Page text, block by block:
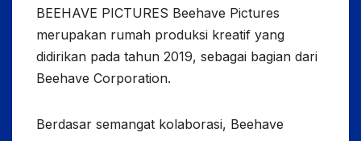
BEEHAVE PICTURES Beehave Pictures
merupakan rumah produksi kreatif yang
didirikan pada tahun 2019, sebagai bagian dari
Beehave Corporation.
Berdasar semangat kolaborasi, Beehave